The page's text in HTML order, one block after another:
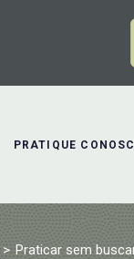
PRATIQUE
> Praticar sem